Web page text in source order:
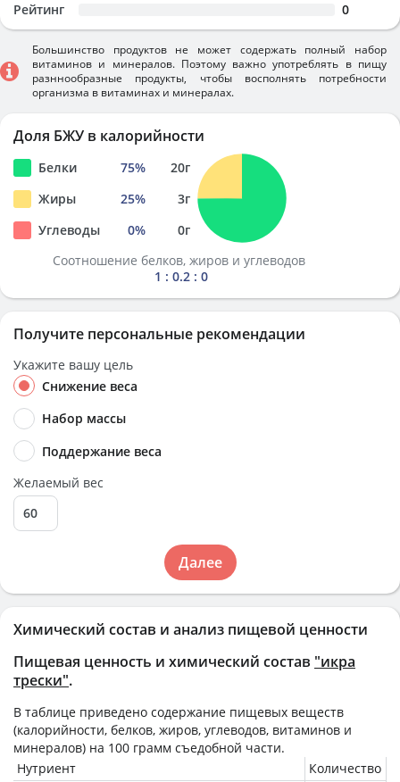
Химический состав и анализ пищевой ценности
Пищевая ценность и химический состав "икра
трески".
В таблице приведено содержание пищевых веществ
(калорийности, белков, жиров, углеводов, витаминов и
минералов) на 100 грамм съедобной части.
Нутриент
Количество
Рейтинг 0
Большинство продуктов не может содержать полный набор
витаминов и минералов. Поэтому важно употреблять в пищу
разннообразные продукты, чтобы восполнять потребности
организма в витаминах и минералах.
Доля БЖУ в калорийности
Белки 75% 20г
Жиры
25% 3г
Углеводы
0% 0г
Соотношение белков, жиров и углеводов
1 : 0.2 : 0
Получите персональные рекомендации
Укажите вашу цель
Снижение веса
Набор массы
Поддержание веса
Желаемый вес
Далее